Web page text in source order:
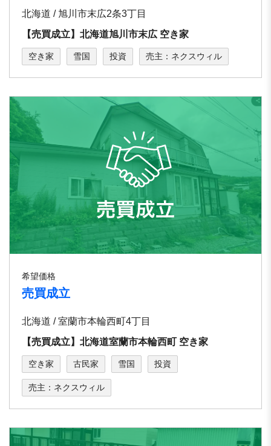
北海道 / 旭川市末広2条3丁目
【売買成立】北海道旭川市末広 空き家
空き家 雪国 投資 売主：ネクスウィル
希望価格
売買成立
北海道 / 室蘭市本輪西町4丁目
【売買成立】北海道室蘭市本輪⻄町 空き家
空き家 古民家 雪国 投資
売主：ネクスウィル